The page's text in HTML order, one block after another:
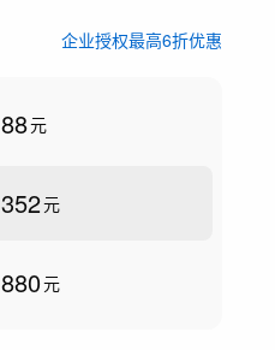
企业授权最高6折优惠
88元
352元
880元